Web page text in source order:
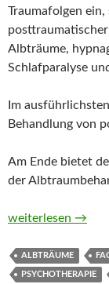
Traumafolgen
Albträume,
Schlafparalyse
Im
Behandlung von
Am Ende bietet
der
Albträume und
weiterlesen →
ALBTRÄUME
PSYCHOTHERAPIE